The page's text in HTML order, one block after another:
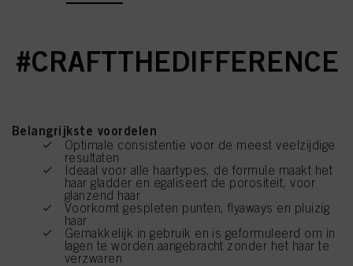
#CRAFTTHEDIFFERENCE
Belangrijkste voordelen
Optimale consistentie voor de meest veelzijdige
resultaten
Ideaal voor alle haartypes, de formule maakt het
haar gladder en egaliseert de porositeit, voor
glanzend haar
Voorkomt gespleten punten, flyaways en pluizig
haar
Gemakkelijk in gebruik en is geformuleerd om in
lagen te worden aangebracht zonder het haar te
verzwaren